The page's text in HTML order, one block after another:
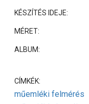
KÉSZÍTÉS IDEJE:
MÉRET:
ALBUM:
CÍMKÉK:
műemléki felmérés